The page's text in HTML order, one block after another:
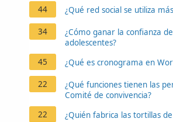
44 ¿Qué red social se utiliza
34
¿Cómo ganar la confianza
adolescentes?
45
¿Qué es cronograma en
22
¿Qué funciones tienen las
Comité de convivencia?
22
¿Quién fabrica las tortillas de